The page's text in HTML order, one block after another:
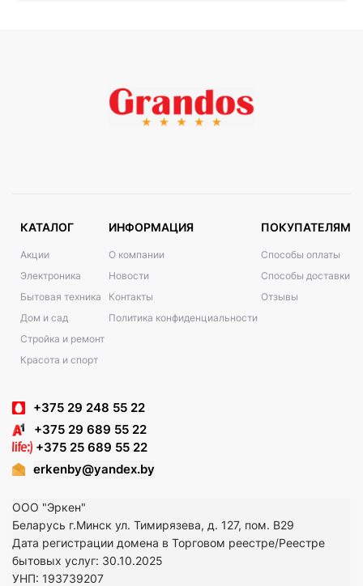
КАТАЛОГ
Акции
Электроника
Бытовая техника
Дом и сад
Стройка и ремонт
Красота и спорт
ИНФОРМАЦИЯ
О компании
Новости
Контакты
Политика конфиденциальности
ПОКУПАТЕЛЯМ
Способы оплаты
Способы доставки
Отзывы
+375 29 248 55 22
+375 29 689 55 22
+375 25 689 55 22
erkenby@yandex.by
ООО "Эркен"
Беларусь г.Минск ул. Тимирязева, д. 127, пом. В29
Дата регистрации домена в Торговом реестре/Реестре
бытовых услуг: 30.10.2025
УНП: 193739207